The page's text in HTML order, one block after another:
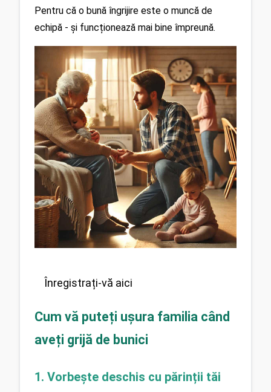
Pentru că o bună îngrijire este o muncă de
echipă - și funcționează mai bine împreună.
Înregistrați-vă aici
Cum vă puteți ușura familia când
aveți grijă de bunici
1. Vorbește deschis cu părinții tăi